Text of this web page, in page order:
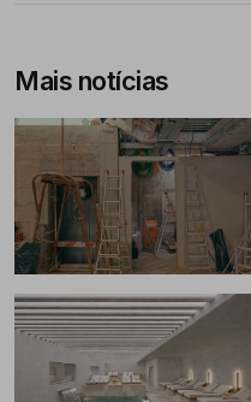
Mais notícias